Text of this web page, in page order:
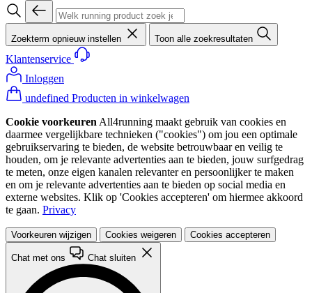
Zoekterm opnieuw instellen Toon alle zoekresultaten
Klantenservice
Inloggen
undefined Producten in winkelwagen
Cookie voorkeuren All4running maakt gebruik van cookies en
daarmee vergelijkbare technieken ("cookies") om jou een optimale
gebruikservaring te bieden, de website betrouwbaar en veilig te
houden, om je relevante advertenties aan te bieden, jouw surfgedrag
te meten, onze eigen kanalen relevanter en persoonlijker te maken
en om je relevante advertenties aan te bieden op social media en
externe websites. Klik op 'Cookies accepteren' om hiermee akkoord
te gaan. Privacy
Voorkeuren wijzigen Cookies weigeren Cookies accepteren
Chat met ons Chat sluiten